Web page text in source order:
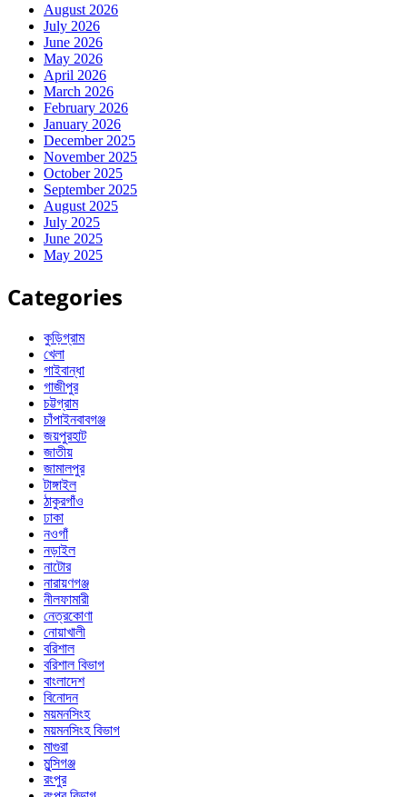
August 2026
July 2026
June 2026
May 2026
April 2026
March 2026
February 2026
January 2026
December 2025
November 2025
October 2025
September 2025
August 2025
July 2025
June 2025
May 2025
Categories
কুড়িগ্রাম
খেলা
গাইবান্ধা
গাজীপুর
চট্টগ্রাম
চাঁপাইনবাবগঞ্জ
জয়পুরহাট
জাতীয়
জামালপুর
টাঙ্গাইল
ঠাকুরগাঁও
ঢাকা
নওগাঁ
নড়াইল
নাটোর
নারায়ণগঞ্জ
নীলফামারী
নেত্রকোণা
নোয়াখালী
বরিশাল
বরিশাল বিভাগ
বাংলাদেশ
বিনোদন
ময়মনসিংহ
ময়মনসিংহ বিভাগ
মাগুরা
মুন্সিগঞ্জ
রংপুর